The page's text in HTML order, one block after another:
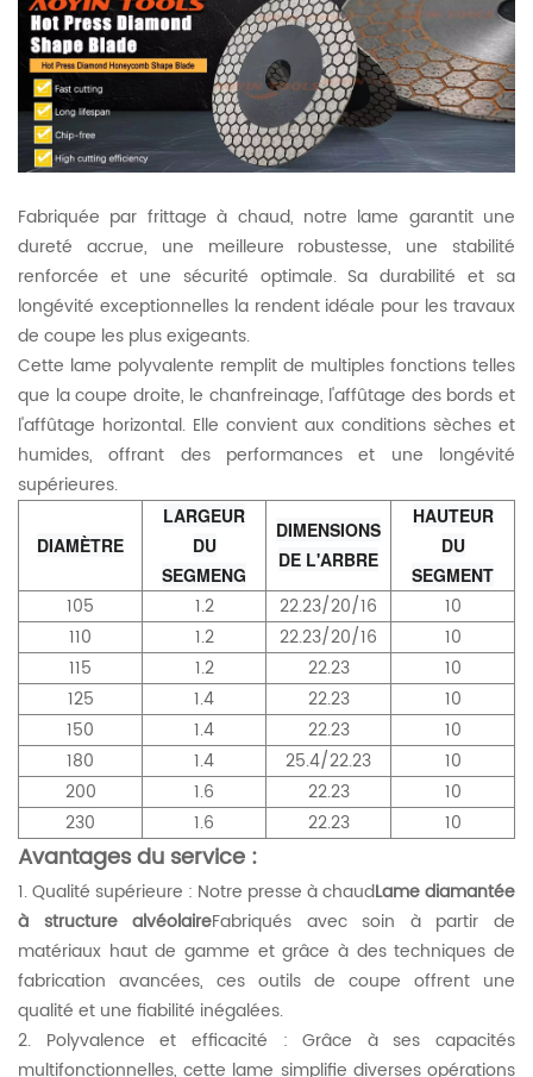
Fabriquée par frittage à chaud, notre lame garantit une
dureté accrue, une meilleure robustesse, une stabilité
renforcée et une sécurité optimale. Sa durabilité et sa
longévité exceptionnelles la rendent idéale pour les travaux
de coupe les plus exigeants.
Cette lame polyvalente remplit de multiples fonctions telles
que la coupe droite, le chanfreinage, l'affûtage des bords et
l'affûtage horizontal. Elle convient aux conditions sèches et
humides, offrant des performances et une longévité
supérieures.
DIAMÈTRE
LARGEUR
DU
SEGMENG
DIMENSIONS
DE L'ARBRE
HAUTEUR
DU
SEGMENT
105 1.2 22.23/20/16
10
110
1.2 22.23/20/16
10
115
1.2 22.23
10
125
1.4 22.23
10
150
1.4 22.23
10
180
1.4 25.4/22.23
10
200
1.6 22.23
10
230
1.6 22.23 10
Avantages du service :
1. Qualité supérieure : Notre presse à chaudLame diamantée
à structure alvéolaireFabriqués avec soin à partir de
matériaux haut de gamme et grâce à des techniques de
fabrication avancées, ces outils de coupe offrent une
qualité et une fiabilité inégalées.
2. Polyvalence et efficacité : Grâce à ses capacités
multifonctionnelles, cette lame simplifie diverses opérations